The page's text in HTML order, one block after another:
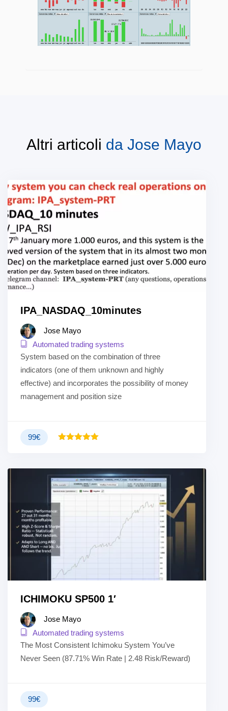
Altri articoli da Jose Mayo
IPA_NASDAQ_10minutes
Jose Mayo
Automated trading systems
System based on the combination of three
indicators (one of them unknown and highly
effective) and incorporates the possibility of money
management and position size
99€
ICHIMOKU SP500 1′
Jose Mayo
Automated trading systems
The Most Consistent Ichimoku System You’ve
Never Seen (87.71% Win Rate | 2.48 Risk/Reward)
99€